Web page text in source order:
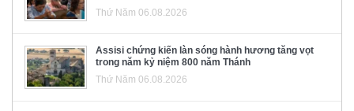
Thứ Năm 06.08.2026
Assisi chứng kiến làn sóng hành hương tăng vọt
trong năm kỷ niệm 800 năm Thánh
Thứ Năm 06.08.2026